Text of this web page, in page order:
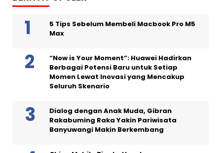
5 Tips Sebelum Membeli Macbook Pro M5
Max
“Now is Your Moment”: Huawei Hadirkan
Berbagai Potensi Baru untuk Setiap
Momen Lewat Inovasi yang Mencakup
Seluruh Skenario
Dialog dengan Anak Muda, Gibran
Rakabuming Raka Yakin Pariwisata
Banyuwangi Makin Berkembang